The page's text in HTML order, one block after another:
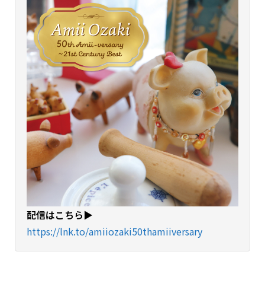
配信はこちら▶︎
https://lnk.to/amiiozaki50thamiiversary